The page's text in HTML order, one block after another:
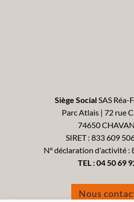
Siège SocialSAS Réa-
Parc Atlais | 72 rue
74650
SIRET : 833 609
N° déclaration d'activité :
TEL :04 50 69
Nous